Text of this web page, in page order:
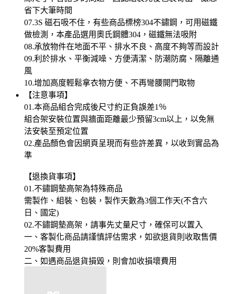
省下大筆時間
07.3S 磁石吸不住，有些商品標榜304不鏽鋼，可用磁鐵
做檢測，本產品選用奧氏鋼體304，磁鐵無法吸附
08.承放物件在地面不平、排水不良、高度不夠等而設計
09.利於排水、平衡減噪、方便清潔、防潮防腐、隔離通
風
10.增加高度輕鬆拿衣物方便、不再彎腰開門取物
【注意事項】
01.本商品組合完成後尺寸約正負誤差1％
組合架安裝位置與牆面距離最少預留3cm以上，以免無
法安裝至預定位置
02.產品顏色會因網頁呈現而有些許差異，以收到實品為
準
【退換貨事項】
01.不鏽鋼墊高架為特殊商品
需製作、組裝、包裝，製作天數為3個工作天(不含六
日、國定)
02.不鏽鋼墊高架，請事先丈量尺寸，確保可以置入
一、客製化商品請謹慎評估需求，如欲退貨則收取售價
20%客製費用
二、如遇商品退貨損毀，則會加收損壞費用